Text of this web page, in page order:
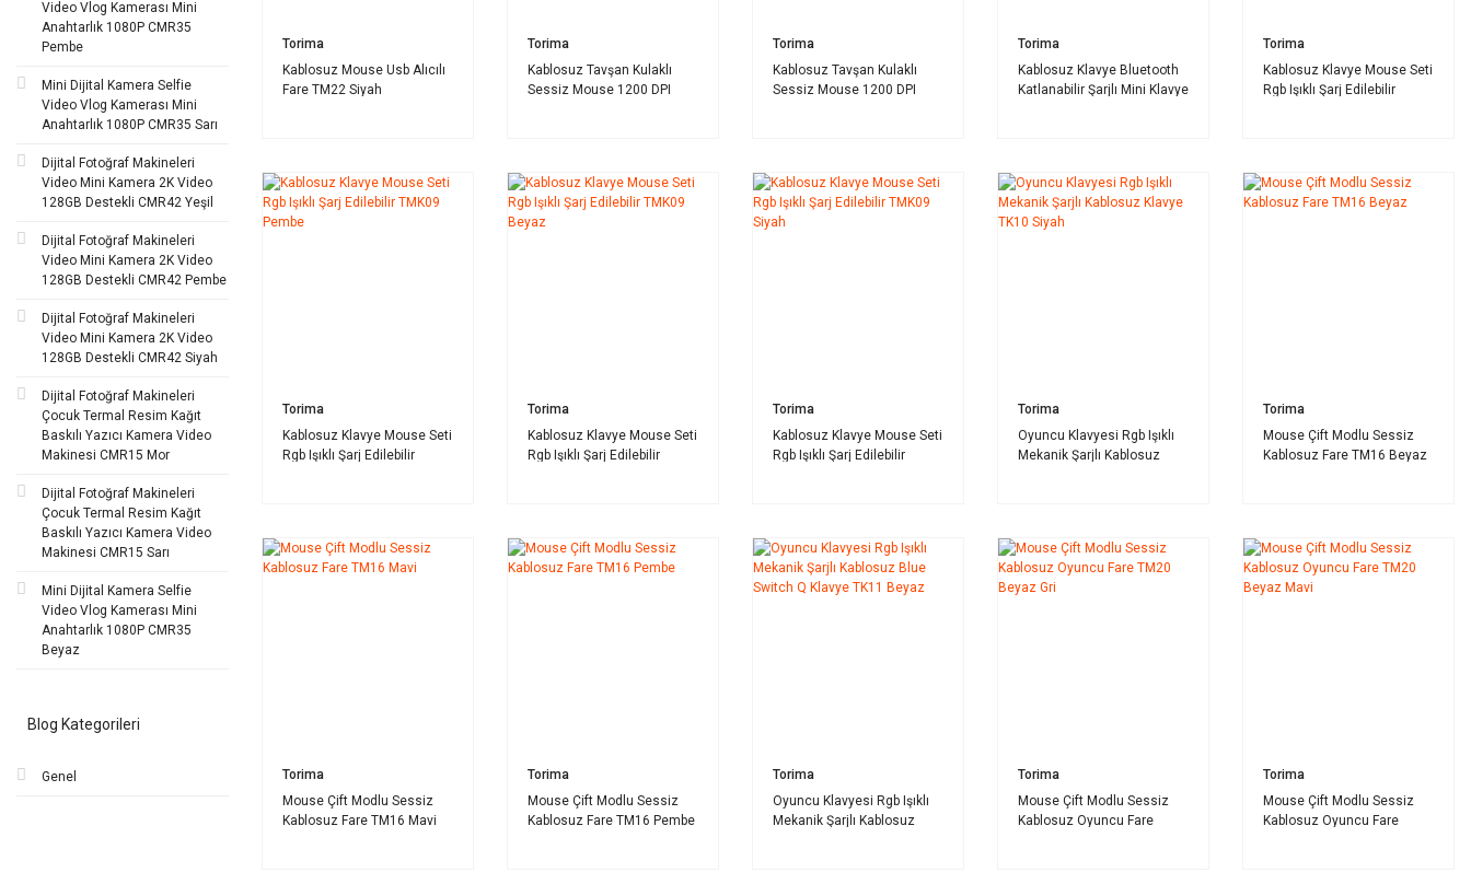
Video Vlog Kamerası Mini
Anahtarlık 1080P CMR35
Pembe
Mini Dijital Kamera Selfie
Video Vlog Kamerası Mini
Anahtarlık 1080P CMR35 Sarı
Dijital Fotoğraf Makineleri
Video Mini Kamera 2K Video
128GB Destekli CMR42 Yeşil
Dijital Fotoğraf Makineleri
Video Mini Kamera 2K Video
128GB Destekli CMR42 Pembe
Dijital Fotoğraf Makineleri
Video Mini Kamera 2K Video
128GB Destekli CMR42 Siyah
Dijital Fotoğraf Makineleri
Çocuk Termal Resim Kağıt
Baskılı Yazıcı Kamera Video
Makinesi CMR15 Mor
Dijital Fotoğraf Makineleri
Çocuk Termal Resim Kağıt
Baskılı Yazıcı Kamera Video
Makinesi CMR15 Sarı
Mini Dijital Kamera Selfie
Video Vlog Kamerası Mini
Anahtarlık 1080P CMR35
Beyaz
Blog Kategorileri
Genel
Torima
Kablosuz Mouse Usb Alıcılı
Fare TM22 Siyah
Torima
Kablosuz Tavşan Kulaklı
Sessiz Mouse 1200 DPI
Torima
Kablosuz Tavşan Kulaklı
Sessiz Mouse 1200 DPI
Torima
Kablosuz Klavye Bluetooth
Katlanabilir Şarjlı Mini Klavye
Torima
Kablosuz Klavye Mouse Seti
Rgb Işıklı Şarj Edilebilir
Torima
Kablosuz Klavye Mouse Seti
Rgb Işıklı Şarj Edilebilir
Torima
Kablosuz Klavye Mouse Seti
Rgb Işıklı Şarj Edilebilir
Torima
Kablosuz Klavye Mouse Seti
Rgb Işıklı Şarj Edilebilir
Torima
Oyuncu Klavyesi Rgb Işıklı
Mekanik Şarjlı Kablosuz
Torima
Mouse Çift Modlu Sessiz
Kablosuz Fare TM16 Beyaz
Torima
Mouse Çift Modlu Sessiz
Kablosuz Fare TM16 Mavi
Torima
Mouse Çift Modlu Sessiz
Kablosuz Fare TM16 Pembe
Torima
Oyuncu Klavyesi Rgb Işıklı
Mekanik Şarjlı Kablosuz
Torima
Mouse Çift Modlu Sessiz
Kablosuz Oyuncu Fare
Torima
Mouse Çift Modlu Sessiz
Kablosuz Oyuncu Fare